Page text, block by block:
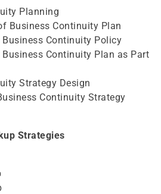
Planning
Business Continuity Plan
Business Continuity Policy
Business Continuity Plan as Part
Strategy Design
Continuity Strategy
Strategies